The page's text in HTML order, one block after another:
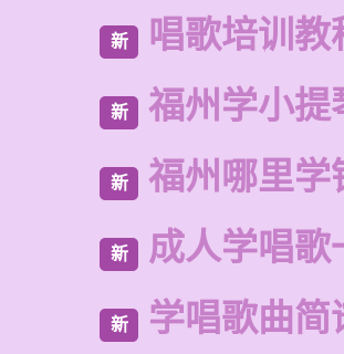
新 唱歌培训教
新 福州学小提
新 福州哪里学
新 成人学唱歌
新 学唱歌曲简